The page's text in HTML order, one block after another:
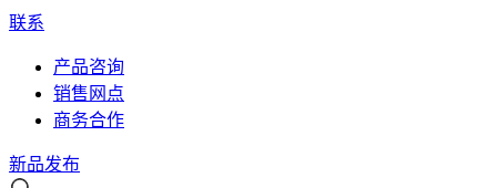
联系
产品咨询
销售网点
商务合作
新品发布